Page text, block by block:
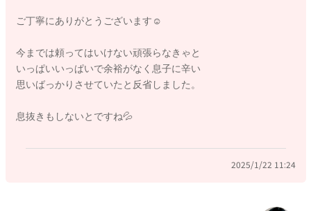
です。
だ、痛いことをされた相手も痛くてつらい、だからやってはい
けない、ということが理解できません。自分が痛いのは嫌だ、
実は相手も同じように痛い、ということはわからないのです。
息子さんを突き飛ばしたこと、頭を叩いたこと、トラさんには
ご丁寧にありがとうございます☺️
今までは頼ってはいけない頑張らなきゃと
いっぱいいっぱいで余裕がなく息子に辛い
思いばっかりさせていたと反省しました。
息抜きもしないとですね💦
2025/1/22 11:24